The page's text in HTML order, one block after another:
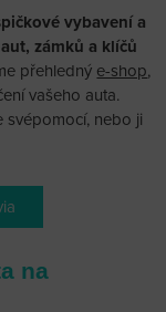
vybavení a
zámků a klíčů
přehledný e-shop,
vašeho auta.
svépomocí, nebo ji
na